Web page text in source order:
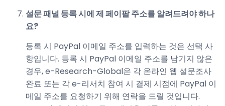
설문 패널 등록 시에 제 페이팔 주소를 알려드려야 하나
요?
등록 시 PayPal 이메일 주소를 입력하는 것은 선택 사
항입니다. 등록 시 PayPal 이메일 주소를 남기지 않은
경우, e-Research-Global은 각 온라인 웹 설문조사
완료 또는 각 e-리서치 참여 시 결제 시점에 PayPal 이
메일 주소를 요청하기 위해 연락을 드릴 것입니다.